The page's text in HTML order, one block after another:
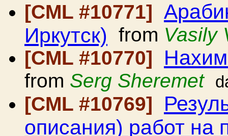
[CML #10771]
Иркутск) from Vasily
[CML #10770]
from Serg Sheremet
[CML #10769]
описания) работ на